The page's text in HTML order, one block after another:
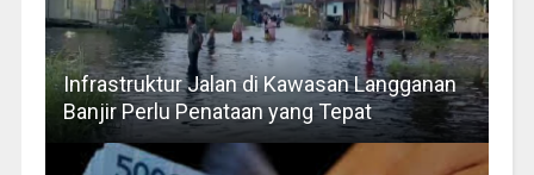
Infrastruktur Jalan di Kawasan Langganan
Banjir Perlu Penataan yang Tepat